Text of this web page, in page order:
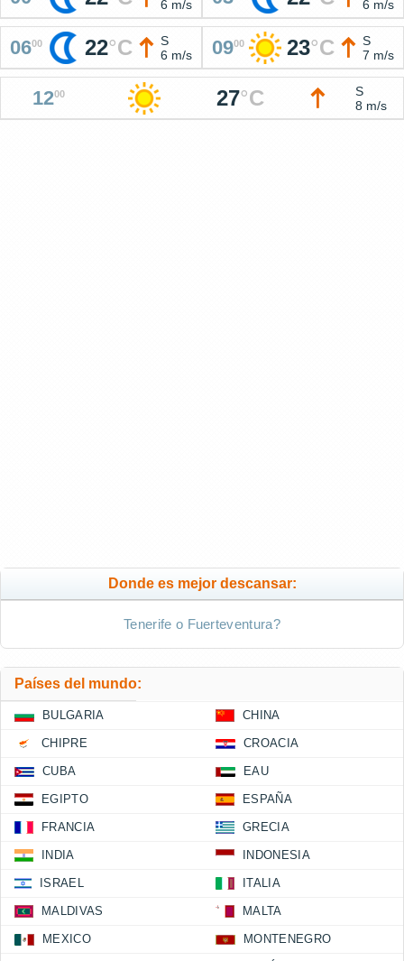
6 m/s
6 m/s
0600 22°C
S
6 m/s
0900 23°C
S
7 m/s
1200 27°C
S
8 m/s
Donde es mejor descansar:
Tenerife o Fuerteventura?
Países del mundo:
BULGARIA CHINA
CHIPRE CROACIA
CUBA EAU
EGIPTO ESPAÑA
FRANCIA GRECIA
INDIA INDONESIA
ISRAEL ITALIA
MALDIVAS MALTA
MEXICO MONTENEGRO